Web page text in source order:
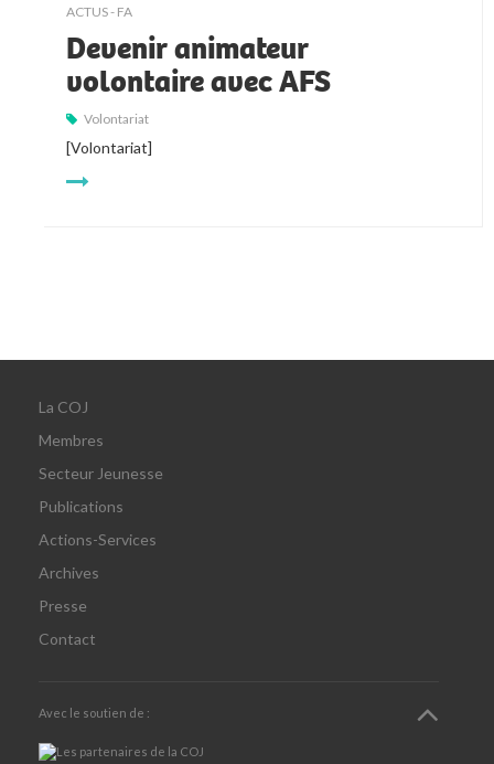
ACTUS - FA
Devenir animateur
volontaire avec AFS
Volontariat
[Volontariat]
La COJ
Membres
Secteur Jeunesse
Publications
Actions-Services
Archives
Presse
Contact
Avec le soutien de :